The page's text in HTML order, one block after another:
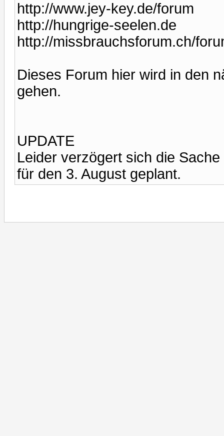
http://www.jey-key.de/forum
http://hungrige-seelen.de
http://missbrauchsforum.ch/
Dieses Forum hier wird in den
gehen.
UPDATE
Leider verzögert sich die
für den 3. August geplant.